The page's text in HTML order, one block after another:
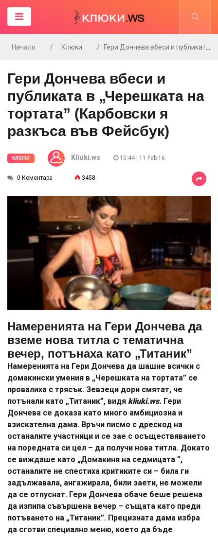
Начало Клюки Гери Дончева вбеси и публиката в „Черешката на тортата” (Карбовски я разкъса във Фейсбук)
Гери Дончева вбеси и
публиката в „Черешката на
тортата” (Карбовски я
разкъса във Фейсбук)
КЛЮКИ Kliuki.ws 15:44 | 11 Feb 16
0 Коментара 3458
Намеренията на Гери Дончева да
вземе нова титла с тематична
вечер, потънаха като „Титаник”
Намеренията на Гери Дончева да шашне всички с
домакински умения в „Черешката на тортата” се
провалиха с трясък. Зевзеци дори смятат, че
потънали като „Титаник”, видя kliuki.ws. Гери
Дончева се доказа като много амбициозна и
взискателна дама. Връчи писмо с дрескод на
останалите участници и се зае с осъществяването
на поредната си цел – да получи нова титла. Докато
се виждаше като „Домакиня на седмицата ”,
останалите не спестиха критиките си – била ги
задължавала, ангажирала, били заети, не можели
да се отпуснат. Гери Дончева обаче беше решена
да изпипа съвършена вечер – същата като преди
потъването на „Титаник”. Прецизната дама избра
да сготви специално меню, което да бъде